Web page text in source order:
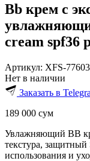
Bb крем с
cream spf36
Артикул: XFS-77603
Нет в наличии
Заказать в
189 000 сум
Увлажняющий BB
текстура,
использования и